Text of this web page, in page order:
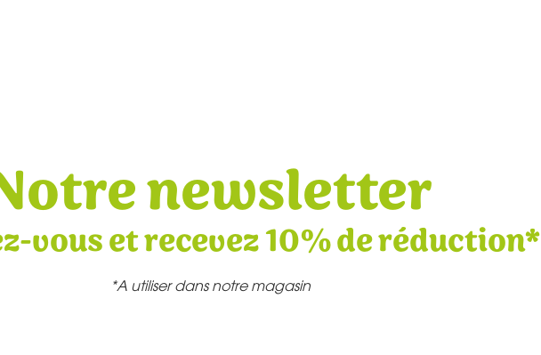
newsletter
vous et recevez 10% de réduction*
*A utiliser dans notre magasin